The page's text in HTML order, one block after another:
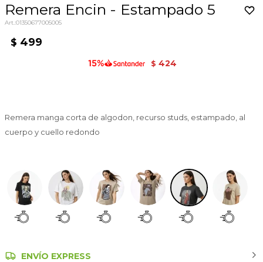
Remera Encin - Estampado 5
01350677005005
$ 499
$ 424
Remera manga corta de algodon, recurso studs, estampado, al
cuerpo y cuello redondo
ENVÍO EXPRESS